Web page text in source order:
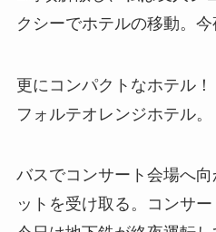
クシーでホテルの移動。今
更にコンパクトなホテル！
フォルテオレンジホテル。
バスでコンサート会場へ
ットを受け取る。コンサー